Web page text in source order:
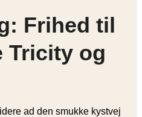
Frihed til
Tricity og
ad den smukke kystvej